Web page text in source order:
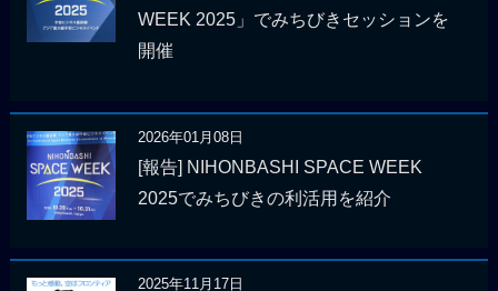
WEEK 2025」でみちびきセッションを
開催
2026年01月08日
[報告] NIHONBASHI SPACE WEEK
2025でみちびきの利活用を紹介
2025年11月17日